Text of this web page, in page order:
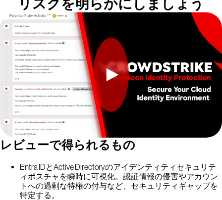
リスクを明らかにしましょう
レビューで得られるもの
Entra IDとActive Directoryのアイデンティティセキュリテ
ィポスチャを瞬時に可視化。認証情報の侵害やアカウン
トへの過剰な特権の付与など、セキュリティギャップを
特定する。